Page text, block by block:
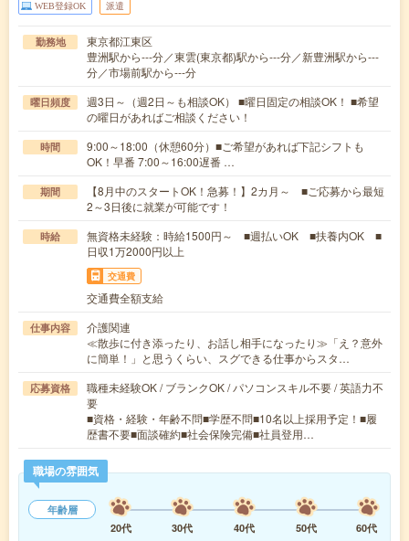
WEB登録OK 派遣
勤務地
東京都江東区
豊洲駅から---分／東雲(東京都)駅から---分／新豊洲駅から---
分／市場前駅から---分
曜日頻度
週3日～（週2日～も相談OK） ■曜日固定の相談OK！ ■希望
の曜日があればご相談ください！
時間
9:00～18:00（休憩60分）■ご希望があれば下記シフトも
OK！早番 7:00～16:00遅番 …
期間
【8月中のスタートOK！急募！】2カ月～ ■ご応募から最短
2～3日後に就業が可能です！
時給
無資格未経験：時給1500円～ ■週払いOK ■扶養内OK ■
日収1万2000円以上
交通費
交通費全額支給
仕事内容
介護関連
≪散歩に付き添ったり、お話し相手になったり≫「え？意外
に簡単！」と思うくらい、スグできる仕事からスタ…
応募資格
職種未経験OK / ブランクOK / パソコンスキル不要 / 英語力不
要
■資格・経験・年齢不問■学歴不問■10名以上採用予定！■履
歴書不要■面談確約■社会保険完備■社員登用…
職場の雰囲気
年齢層
20代
30代 40代 50代
60代